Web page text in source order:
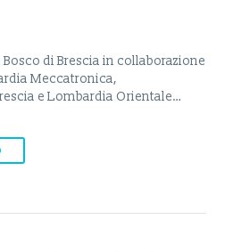
di Brescia in collaborazione
Meccatronica,
e Lombardia Orientale…